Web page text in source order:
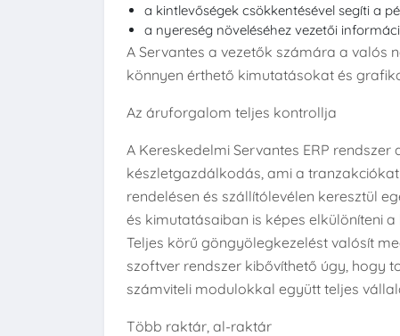
a kintlevőségek csökkentésével segíti a
a nyereség növeléséhez vezetői
A Servantes a vezetők számára a valós
könnyen érthető kimutatásokat és
Az áruforgalom teljes kontrollja
A Kereskedelmi Servantes ERP rendszer
készletgazdálkodás, ami a
rendelésen és szállítólevélen keresztül
és kimutatásaiban is képes elkülöníteni
Teljes körű göngyölegkezelést valósít
szoftver rendszer kibővíthető úgy, hogy
számviteli modulokkal együtt teljes
Több raktár, al-raktár